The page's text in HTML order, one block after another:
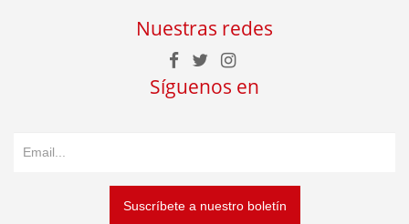
Nuestras redes
Síguenos en
Suscríbete a nuestro boletín